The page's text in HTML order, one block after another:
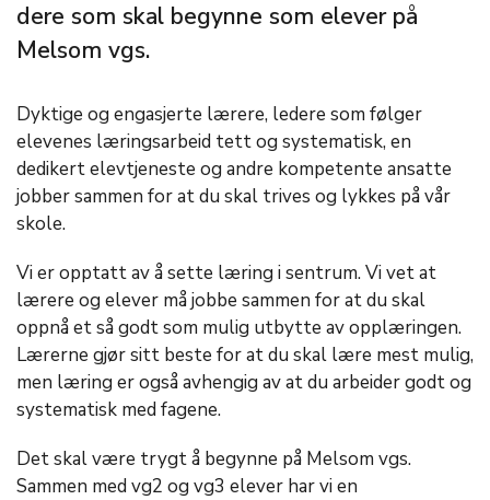
dere som skal begynne som elever på
Melsom vgs.
Dyktige og engasjerte lærere, ledere som følger
elevenes læringsarbeid tett og systematisk, en
dedikert elevtjeneste og andre kompetente ansatte
jobber sammen for at du skal trives og lykkes på vår
skole.
Vi er opptatt av å sette læring i sentrum. Vi vet at
lærere og elever må jobbe sammen for at du skal
oppnå et så godt som mulig utbytte av opplæringen.
Lærerne gjør sitt beste for at du skal lære mest mulig,
men læring er også avhengig av at du arbeider godt og
systematisk med fagene.
Det skal være trygt å begynne på Melsom vgs.
Sammen med vg2 og vg3 elever har vi en